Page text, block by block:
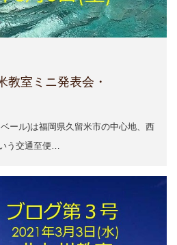
教室ミニ発表会・
ール)は福岡県久留米市の中心地、西
う交通至便…